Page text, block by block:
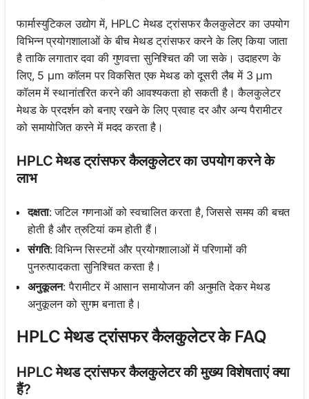
फार्मास्युटिकल उद्योग में, HPLC मेथड ट्रांसफर कैलकुलेटर का उपयोग
विभिन्न प्रयोगशालाओं के बीच मेथड ट्रांसफर करने के लिए किया जाता
है ताकि लगातार दवा की गुणवत्ता सुनिश्चित की जा सके। उदाहरण के
लिए, 5 μm कॉलम पर विकसित एक मेथड को दूसरी लैब में 3 μm
कॉलम में स्थानांतरित करने की आवश्यकता हो सकती है। कैलकुलेटर
मेथड के प्रदर्शन को बनाए रखने के लिए प्रवाह दर और अन्य पैरामीटर
को समायोजित करने में मदद करता है।
HPLC मेथड ट्रांसफर कैलकुलेटर का उपयोग करने के
लाभ
दक्षता: जटिल गणनाओं को स्वचालित करता है, जिससे समय की बचत
होती है और त्रुटियां कम होती हैं।
संगति: विभिन्न सिस्टमों और प्रयोगशालाओं में परिणामों की
पुनरुत्पादकता सुनिश्चित करता है।
अनुकूलन: पैरामीटर में आसान समायोजन की अनुमति देकर मेथड
अनुकूलन को सुगम बनाता है।
HPLC मेथड ट्रांसफर कैलकुलेटर के FAQ
HPLC मेथड ट्रांसफर कैलकुलेटर की मुख्य विशेषताएं क्या
हैं?